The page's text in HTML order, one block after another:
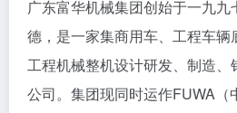
广东富华机械集团创始于一九
德，是一家集商用车、工程车辆
工程机械整机设计研发、制造
公司。集团现同时运作FUWA（